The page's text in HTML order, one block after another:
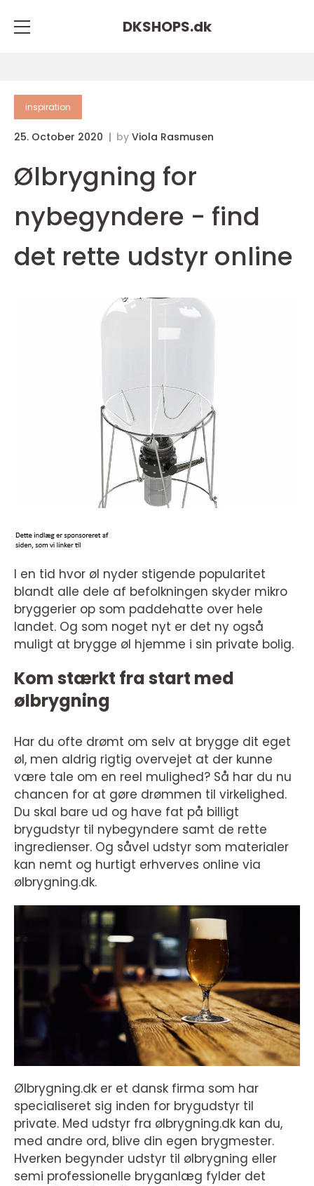
DKSHOPS.dk
inspiration
25. October 2020 by Viola Rasmusen
Ølbrygning for
nybegyndere - find
det rette udstyr online
I en tid hvor øl nyder stigende popularitet
blandt alle dele af befolkningen skyder mikro
bryggerier op som paddehatte over hele
landet. Og som noget nyt er det ny også
muligt at brygge øl hjemme i sin private bolig.
Kom stærkt fra start med
ølbrygning
Har du ofte drømt om selv at brygge dit eget
øl, men aldrig rigtig overvejet at der kunne
være tale om en reel mulighed? Så har du nu
chancen for at gøre drømmen til virkelighed.
Du skal bare ud og have fat på billigt
brygudstyr til nybegyndere samt de rette
ingredienser. Og såvel udstyr som materialer
kan nemt og hurtigt erhverves online via
ølbrygning.dk.
Ølbrygning.dk er et dansk firma som har
specialiseret sig inden for brygudstyr til
private. Med udstyr fra ølbrygning.dk kan du,
med andre ord, blive din egen brygmester.
Hverken begynder udstyr til ølbrygning eller
semi professionelle bryganlæg fylder det